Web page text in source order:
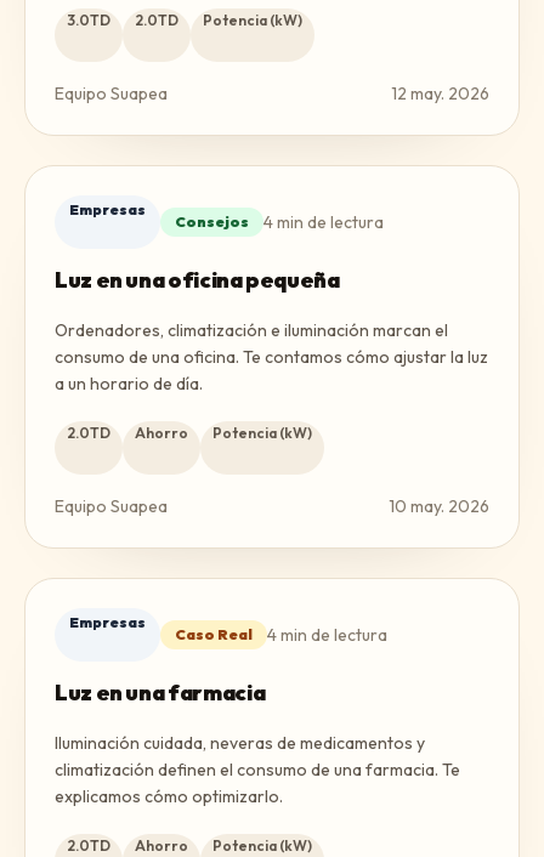
3.0TD 2.0TD Potencia (kW)
Equipo Suapea 12 may. 2026
Empresas
Consejos 4min de lectura
Luz en una oficina pequeña
Ordenadores, climatización e iluminación marcan el
consumo de una oficina. Te contamos cómo ajustar la luz
a un horario de día.
2.0TD Ahorro Potencia (kW)
Equipo Suapea 10 may. 2026
Empresas
Caso Real 4min de lectura
Luz en una farmacia
Iluminación cuidada, neveras de medicamentos y
climatización definen el consumo de una farmacia. Te
explicamos cómo optimizarlo.
2.0TD Ahorro Potencia (kW)